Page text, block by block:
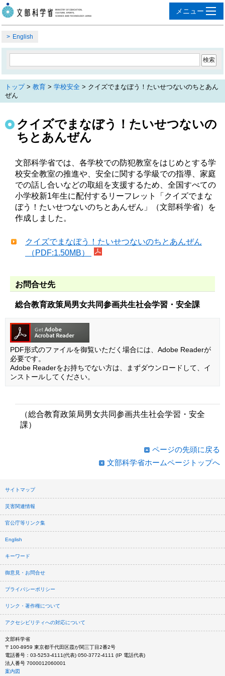
English
トップ> 教育 > 学校安全 > クイズでまなぼう！たいせつないのちとあん
ぜん
クイズでまなぼう！たいせつないの
ちとあんぜん
文部科学省では、各学校での防犯教室をはじめとする学
校安全教室の推進や、安全に関する学級での指導、家庭
での話し合いなどの取組を支援するため、全国すべての
小学校新1年生に配付するリーフレット「クイズでまな
ぼう！たいせつないのちとあんぜん」（文部科学省）を
作成しました。
クイズでまなぼう！たいせつないのちとあんぜん
（PDF:1.50MB）
お問合せ先
総合教育政策局男女共同参画共生社会学習・安全課
PDF形式のファイルを御覧いただく場合には、Adobe Readerが
必要です。
Adobe Readerをお持ちでない方は、まずダウンロードして、イ
ンストールしてください。
（総合教育政策局男女共同参画共生社会学習・安全
課）
ページの先頭に戻る
文部科学省ホームページトップへ
サイトマップ
災害関連情報
官公庁等リンク集
English
キーワード
御意見・お問合せ
プライバシーポリシー
リンク・著作権について
アクセシビリティへの対応について
文部科学省
〒100-8959 東京都千代田区霞が関三丁目2番2号
電話番号：03-5253-4111(代表) 050-3772-4111 (IP 電話代表)
法人番号 7000012060001
案内図